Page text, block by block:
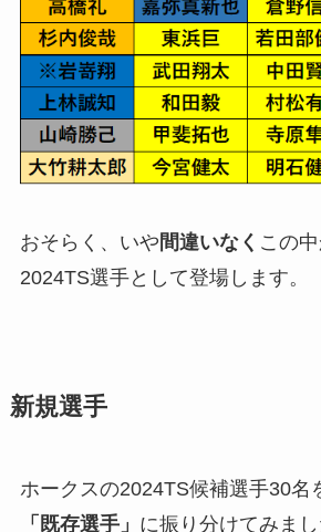
おそらく、いや 間違いなく この
2024TS選手として登場します。
新規選手
ホークスの2024TS候補選手30名
「既存選手」 に振り分けてみまし